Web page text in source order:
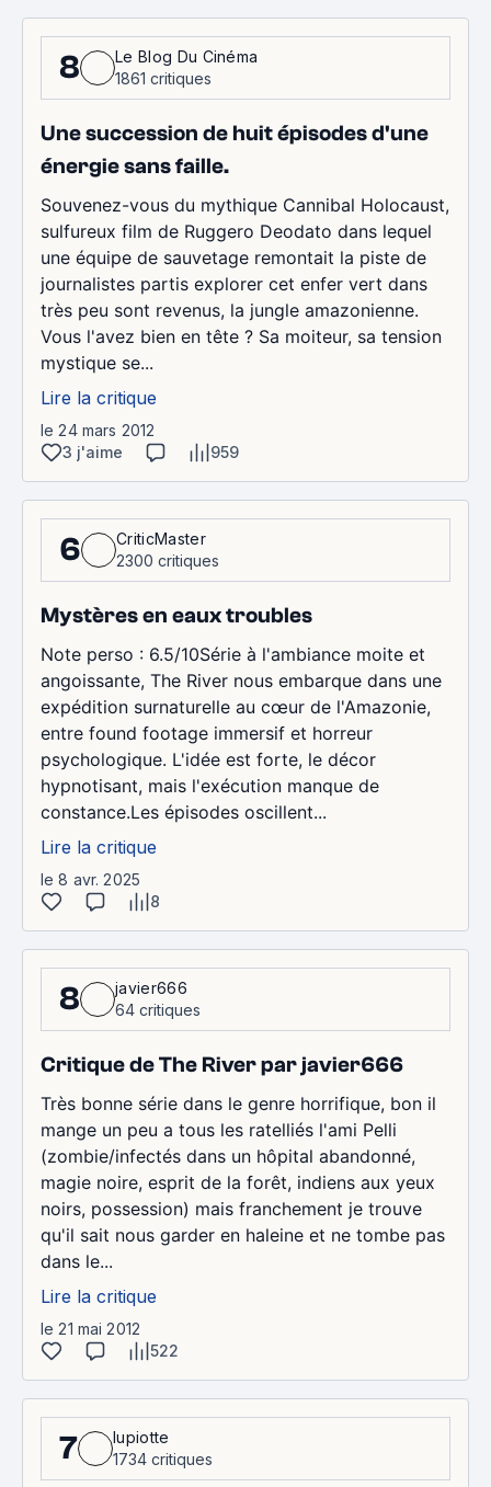
8
Le Blog Du Cinéma
1861 critiques
Une succession de huit épisodes d'une
énergie sans faille.
Souvenez-vous du mythique Cannibal Holocaust,
sulfureux film de Ruggero Deodato dans lequel
une équipe de sauvetage remontait la piste de
journalistes partis explorer cet enfer vert dans
très peu sont revenus, la jungle amazonienne.
Vous l'avez bien en tête ? Sa moiteur, sa tension
mystique se...
Lire la critique
le 24 mars 2012
3 j'aime
959
6
CriticMaster
2300 critiques
Mystères en eaux troubles
Note perso : 6.5/10Série à l'ambiance moite et
angoissante, The River nous embarque dans une
expédition surnaturelle au cœur de l'Amazonie,
entre found footage immersif et horreur
psychologique. L'idée est forte, le décor
hypnotisant, mais l'exécution manque de
constance.Les épisodes oscillent...
Lire la critique
le 8 avr. 2025
8
8
javier666
64 critiques
Critique de The River par javier666
Très bonne série dans le genre horrifique, bon il
mange un peu a tous les ratelliés l'ami Pelli
(zombie/infectés dans un hôpital abandonné,
magie noire, esprit de la forêt, indiens aux yeux
noirs, possession) mais franchement je trouve
qu'il sait nous garder en haleine et ne tombe pas
dans le...
Lire la critique
le 21 mai 2012
522
7
lupiotte
1734 critiques